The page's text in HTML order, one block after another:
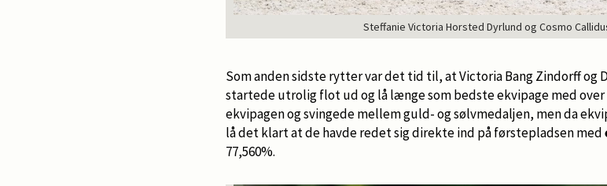
Steffanie Victoria Horsted Dyrlund og Cosmo
Som anden sidste rytter var det tid til, at Victoria Bang Zindorff og
startede utrolig flot ud og lå længe som bedste ekvipage med
ekvipagen og svingede mellem guld- og sølvmedaljen, men da
lå det klart at de havde redet sig direkte ind på førstepladsen med
77,560%.